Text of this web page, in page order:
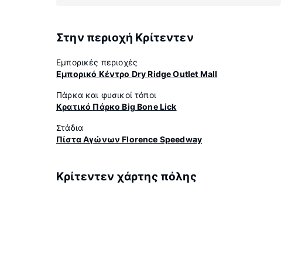
Στην περιοχή Κρίτεντεν
Εμπορικές περιοχές
Εμπορικό Κέντρο Dry Ridge Outlet Mall
Πάρκα και φυσικοί τόποι
Κρατικό Πάρκο Big Bone Lick
Στάδια
Πίστα Αγώνων Florence Speedway
Κρίτεντεν χάρτης πόλης